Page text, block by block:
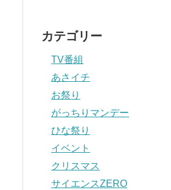
カテゴリー
TV番組
あさイチ
お祭り
がっちりマンデー
ひな祭り
イベント
クリスマス
サイエンスZERO